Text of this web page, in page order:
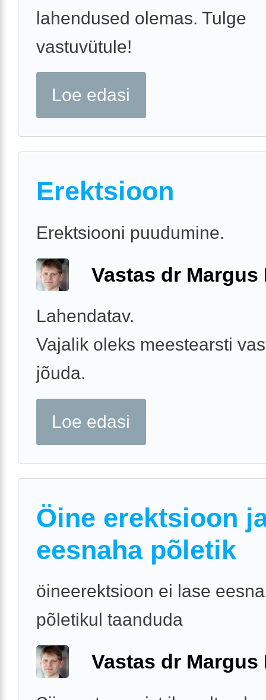
lahendused olemas. Tulge
vastuvütule!
Loe edasi
Erektsioon
Erektsiooni puudumine.
Vastas dr Margus
Lahendatav.
Vajalik oleks meestearsti
jõuda.
Loe edasi
Öine erektsioon
eesnaha põletik
öineerektsioon ei lase
põletikul taanduda
Vastas dr Margus